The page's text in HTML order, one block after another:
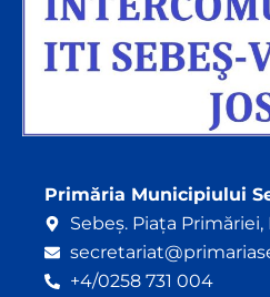
Primăria Municipiului
Sebeș. Piața Primăriei,
+4/0258 731 004